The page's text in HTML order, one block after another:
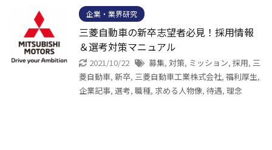
企業・業界研究
三菱自動車の新卒志望者必見！採用情報
＆選考対策マニュアル
2021/10/22 募集, 対策, ミッション, 採用, 三
菱自動車, 新卒, 三菱自動車工業株式会社, 福利厚生,
企業記事, 選考, 職種, 求める人物像, 待遇, 理念